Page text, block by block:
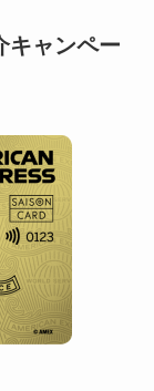
キャンペー